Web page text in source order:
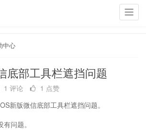
中心
底部工具栏遮挡问题
1 评论
1 点赞
新版微信底部工具栏遮挡问题。
问题。